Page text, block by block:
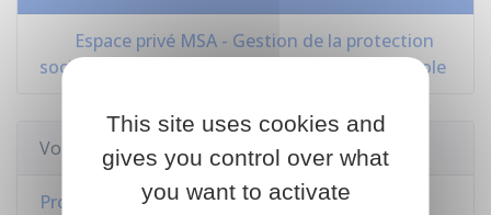
Espace privé MSA - Gestion de la protection
sociale de l'exploitant, salarié ou retraité agricole
Voir aussi
Protection sociale d'un travailleur indépendant
This site uses cookies and
gives you control over what
you want to activate